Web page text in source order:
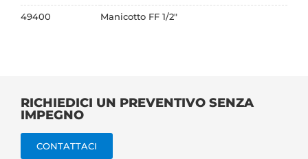
49400 Manicotto FF 1/2"
RICHIEDICI UN PREVENTIVO SENZA
IMPEGNO
CONTATTACI